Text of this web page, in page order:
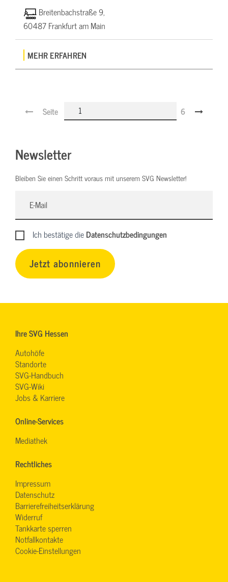
Breitenbachstraße 9,
60487 Frankfurt am Main
MEHR ERFAHREN
Seite 6
Newsletter
Bleiben Sie einen Schritt voraus mit unserem SVG Newsletter!
Ich bestätige dieDatenschutzbedingungen
Jetzt abonnieren
Ihre SVG Hessen
Autohöfe
Standorte
SVG-Handbuch
SVG-Wiki
Jobs & Karriere
Online-Services
Mediathek
Rechtliches
Impressum
Datenschutz
Barrierefreiheitserklärung
Widerruf
Tankkarte sperren
Notfallkontakte
Cookie-Einstellungen